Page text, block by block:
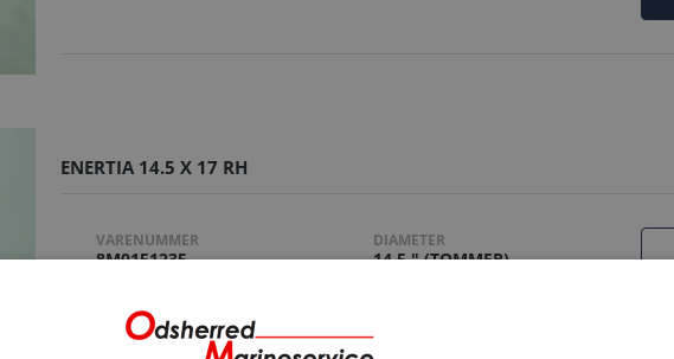
ENERTIA 14.5 X 17 RH
VARENUMMER
8M0151235
DIAMETER
14.5 " (TOMMER)
STIGNING